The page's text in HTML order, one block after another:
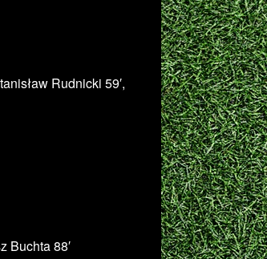
Rudnicki 59′,
Buchta 88′